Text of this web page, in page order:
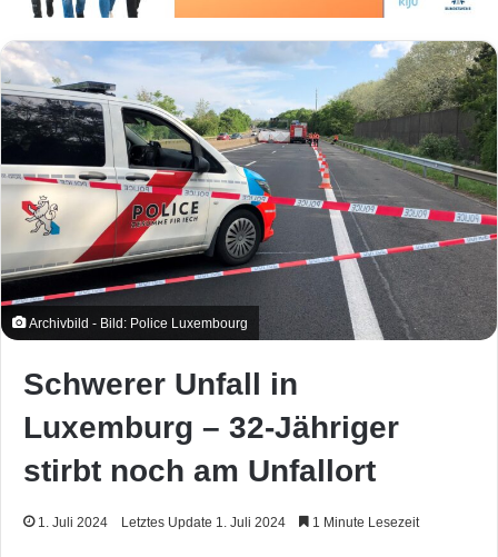
Archivbild - Bild: Police Luxembourg
Schwerer Unfall in
Luxemburg – 32-Jähriger
stirbt noch am Unfallort
1. Juli 2024 Letztes Update 1. Juli 2024 1 Minute Lesezeit